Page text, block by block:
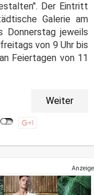
Der Eintritt
Galerie am
jeweils
von 9 Uhr bis
Feiertagen von 11
Weiter
Anzeige